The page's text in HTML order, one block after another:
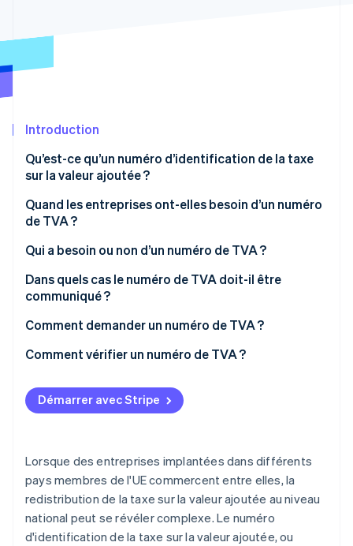
Radar
Atlas
Élimination du carbone
Vérification de l'identité
Stripe Sessions 2026
Regarder la vidéo
Introduction
Qu’est-ce qu’un numéro d’identification de la taxe
sur la valeur ajoutée ?
De quoi se compose un numéro de TVA ?
numéro fiscal et l’identifiant fiscal ?
Quand les entreprises ont-elles besoin d’un numéro
de TVA ?
En quoi consiste le processus d’autoliquidation de la
Qui a besoin ou non d’un numéro de TVA ?
Dans quels cas le numéro de TVA doit-il être
communiqué ?
Comment demander un numéro de TVA ?
Comment vérifier un numéro de TVA ?
Démarrer avec Stripe
Lorsque des entreprises implantées dans différents
pays membres de l'UE commercent entre elles, la
redistribution de la taxe sur la valeur ajoutée au niveau
national peut se révéler complexe. Le numéro
d'identification de la taxe sur la valeur ajoutée, ou